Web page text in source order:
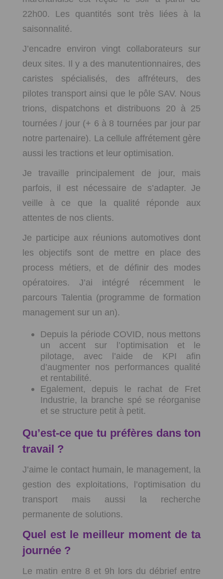
22h00. Les quantités sont très liées à la
saisonnalité.
J’encadre environ vingt collaborateurs sur
deux sites. Il y a des manutentionnaires, des
caristes spécialisés, des affréteurs, des
pilotes transport ainsi que le pôle SAV. Nous
trions, dispatchons et distribuons 20 à 25
tournées / jour (+ 6 à 8 tournées par jour par
notre partenaire). La cellule affrétement gère
aussi les tractions et leur optimisation.
Je travaille principalement de jour, mais
parfois, il est nécessaire de s’adapter. Je
veille à ce que la qualité réponde aux
attentes de nos clients.
Je participe aux réunions automotives dont
les objectifs sont de mettre en place des
process métiers, et de définir des modes
opératoires. J’ai intégré récemment le
parcours Talentia (programme de formation
management sur un an).
Depuis la période COVID, nous mettons
un accent sur l’optimisation et le
pilotage, avec l’aide de KPI afin
d’augmenter nos performances qualité
et rentabilité.
Egalement, depuis le rachat de Fret
Industrie, la branche spé se réorganise
et se structure petit à petit.
Qu’est-ce que tu préfères dans ton
travail ?
J’aime le contact humain, le management, la
gestion des exploitations, l’optimisation du
transport mais aussi la recherche
permanente de solutions.
Quel est le meilleur moment de ta
journée ?
Le matin entre 8 et 9h lors du débrief entre